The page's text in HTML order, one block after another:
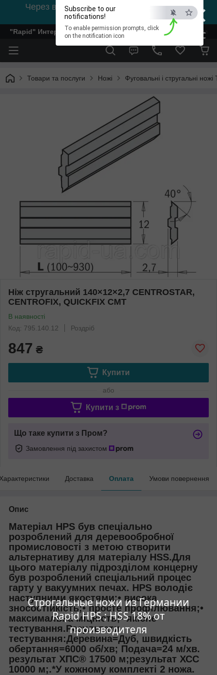
×
ESC
Строгальные ножи из Германии
Rapid HPS ; HSS 18% от
производителя
Subscribe to our
notifications!
To enable permission prompts, click
on the notification icon
Через відсутність світла, зв'язок на viber
0978002056
"Rapid" Интернет-магазин деревообрабатывающего
Товари та послуги Ножі Фуговальні і стругальні
Ніж стругальний 140×12×2,7 CENTROSTAR,
CENTROFIX, QUICKFIX CMT
В наявності
Код: 795.140.12
Роздріб
847 ₴
Купити
або
Купити з
Що таке купити з Пром?
Замовлення під захистом
Доставка Оплата Умови повернення
Опис
Матеріал HPS був спеціально
розроблений для деревообробної
промисловості з метою створити
альтернативу для матеріалу HSS.Для
цього матеріалу підрозділом концерну
був розроблений спеціальний процес
гарту у вакуумних печах. HPS володіє
наступними якостями:• висока
зносостійкість;• просте профілювання;•
максимальна міцність;• якісне
тестування.Результати
тестування:Деревина=Дуб, швидкість
обертання=6000 об/хв; Подача=24 м/хв.
результат ХПС® 17500 м;результат ХСС
10000 м;.*У кожному комплекті 2 ножа.